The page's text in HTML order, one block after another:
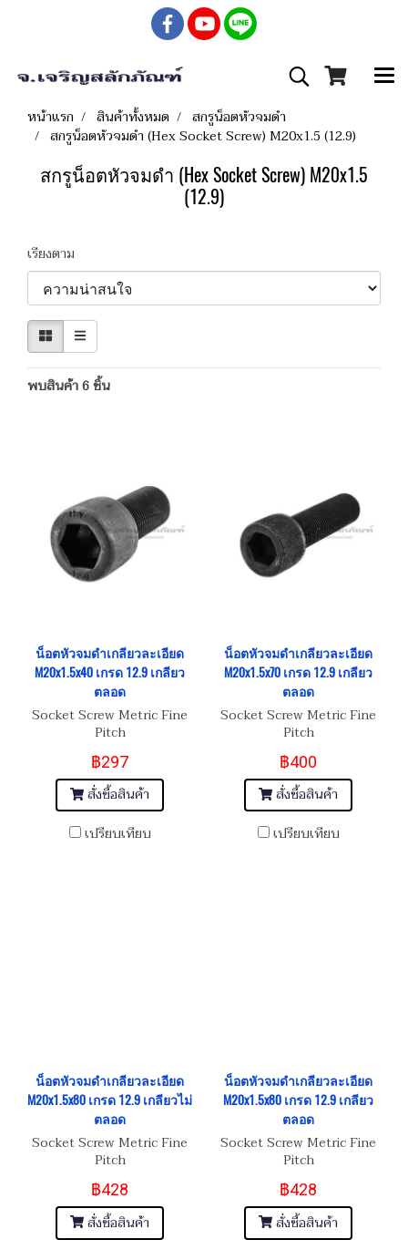
หน้าแรก สินค้าทั้งหมด
สกรูน็อตหัวจมดำ
สกรูน็อตหัวจมดำ (Hex Socket Screw) M20x1.5 (12.9)
สกรูน็อตหัวจมดำ (Hex Socket Screw) M20x1.5
(12.9)
เรียงตาม
พบสินค้า 6 ชิ้น
น็อตหัวจมดำเกลียวละเอียด
M20x1.5x40 เกรด 12.9 เกลียว
ตลอด
Socket Screw Metric Fine
Pitch
฿297
สั่งซื้อสินค้า
เปรียบเทียบ
น็อตหัวจมดำเกลียวละเอียด
M20x1.5x70 เกรด 12.9 เกลียว
ตลอด
Socket Screw Metric Fine
Pitch
฿400
สั่งซื้อสินค้า
เปรียบเทียบ
น็อตหัวจมดำเกลียวละเอียด
M20x1.5x80 เกรด 12.9 เกลียวไม่
ตลอด
Socket Screw Metric Fine
Pitch
฿428
สั่งซื้อสินค้า
น็อตหัวจมดำเกลียวละเอียด
M20x1.5x80 เกรด 12.9 เกลียว
ตลอด
Socket Screw Metric Fine
Pitch
฿428
สั่งซื้อสินค้า